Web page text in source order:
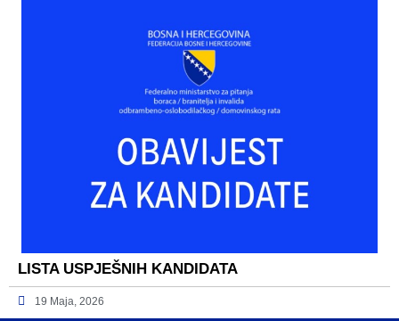
LISTA USPJEŠNIH KANDIDATA
19 Maja, 2026